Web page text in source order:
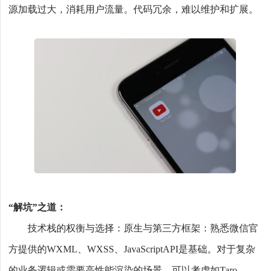
源加载过大，消耗用户流量。代码冗余，难以维护和扩展。
“解坑”之道：
技术栈的权衡与选择：原生与第三方框架：熟悉微信官
方提供的WXML、WXSS、JavaScriptAPI是基础。对于复杂